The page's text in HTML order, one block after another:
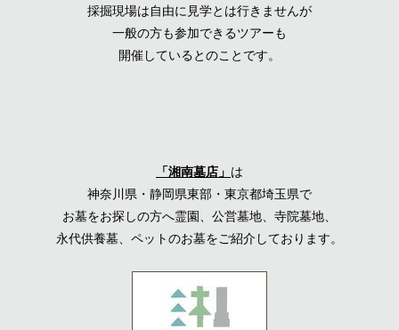
採掘現場は自由に見学とは行きませんが
一般の方も参加できるツアーも
開催しているとのことです。
「湘南墓店」 は
神奈川県・静岡県東部・東京都埼玉県で
お墓をお探しの方へ霊園、公営墓地、寺院墓地、
永代供養墓、ペットのお墓をご紹介しております。